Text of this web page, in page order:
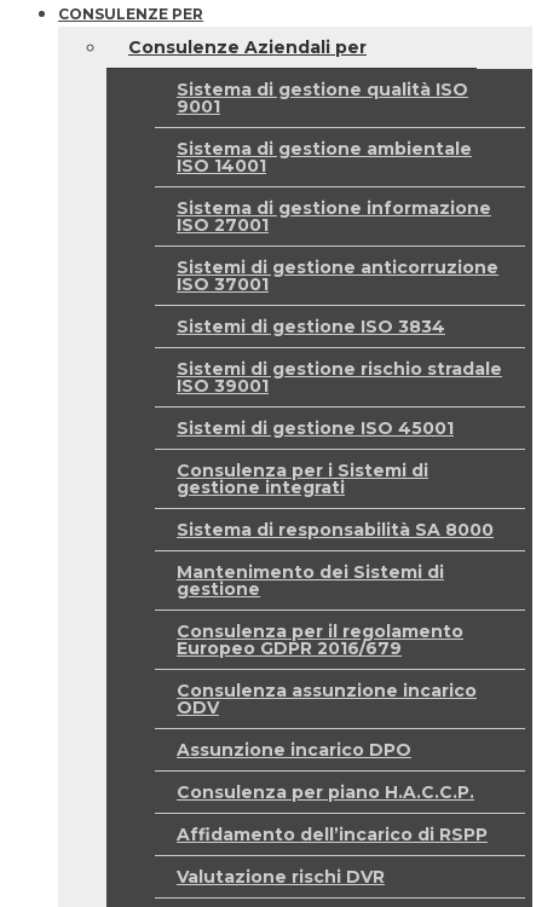
CONSULENZE PER
Consulenze Aziendali per
Sistema di gestione qualità ISO
9001
Sistema di gestione ambientale
ISO 14001
Sistema di gestione informazione
ISO 27001
Sistemi di gestione anticorruzione
ISO 37001
Sistemi di gestione ISO 3834
Sistemi di gestione rischio stradale
ISO 39001
Sistemi di gestione ISO 45001
Consulenza per i Sistemi di
gestione integrati
Sistema di responsabilità SA 8000
Mantenimento dei Sistemi di
gestione
Consulenza per il regolamento
Europeo GDPR 2016/679
Consulenza assunzione incarico
ODV
Assunzione incarico DPO
Consulenza per piano H.A.C.C.P.
Affidamento dell’incarico di RSPP
Valutazione rischi DVR